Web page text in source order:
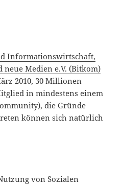
Informationswirtschaft,
Medien e.V. (Bitkom)
2010, 30 Millionen
in mindestens einem
die Gründe
können sich natürlich